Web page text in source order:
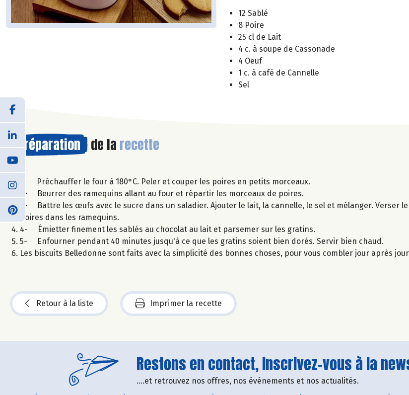
12 Sablé
8 Poire
25 cl de Lait
4 c. à soupe de Cassonade
4 Oeuf
1 c. à café de Cannelle
Sel
Préparation de la recette
1- Préchauffer le four à 180°C. Peler et couper les poires en petits morceaux.
2- Beurrer des ramequins allant au four et répartir les morceaux de poires.
3- Battre les œufs avec le sucre dans un saladier. Ajouter le lait, la cannelle, le sel et mélanger. Verser
poires dans les ramequins.
4- Émietter finement les sablés au chocolat au lait et parsemer sur les gratins.
5- Enfourner pendant 40 minutes jusqu'à ce que les gratins soient bien dorés. Servir bien chaud.
Les biscuits Belledonne sont faits avec la simplicité des bonnes choses, pour vous combler jour après jour
Retour à la liste Imprimer la recette
Restons en contact, inscrivez-vous à la
....et retrouvez nos offres, nos événements et nos actualités.